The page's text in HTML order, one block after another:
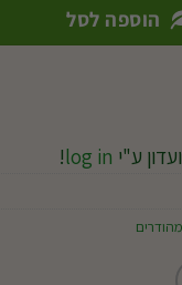
הוספה לסל
ע"י log in
!